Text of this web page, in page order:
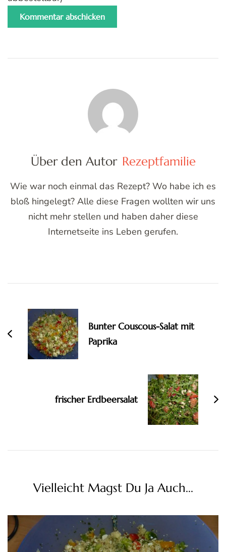
Über den Autor Rezeptfamilie
Wie war noch einmal das Rezept? Wo habe ich es
bloß hingelegt? Alle diese Fragen wollten wir uns
nicht mehr stellen und haben daher diese
Internetseite ins Leben gerufen.
Navigation
Bunter Couscous-Salat mit
Paprika
frischer Erdbeersalat
Vielleicht Magst Du Ja Auch...